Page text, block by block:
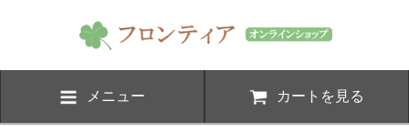
メニュー カートを見る